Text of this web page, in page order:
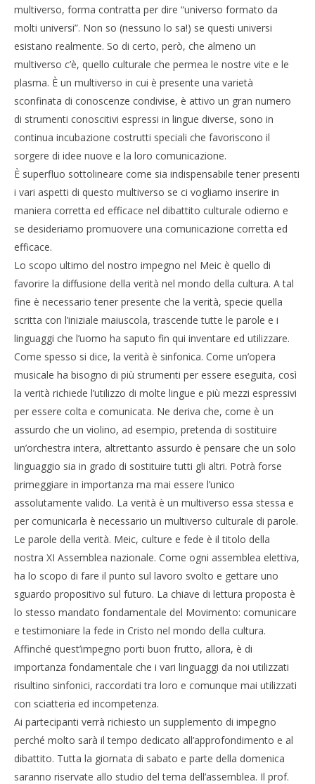
multiverso, forma contratta per dire “universo formato da
molti universi”. Non so (nessuno lo sa!) se questi universi
esistano realmente. So di certo, però, che almeno un
multiverso c’è, quello culturale che permea le nostre vite e le
plasma. È un multiverso in cui è presente una varietà
sconfinata di conoscenze condivise, è attivo un gran numero
di strumenti conoscitivi espressi in lingue diverse, sono in
continua incubazione costrutti speciali che favoriscono il
sorgere di idee nuove e la loro comunicazione.
È superfluo sottolineare come sia indispensabile tener presenti
i vari aspetti di questo multiverso se ci vogliamo inserire in
maniera corretta ed efficace nel dibattito culturale odierno e
se desideriamo promuovere una comunicazione corretta ed
efficace.
Lo scopo ultimo del nostro impegno nel Meic è quello di
favorire la diffusione della verità nel mondo della cultura. A tal
fine è necessario tener presente che la verità, specie quella
scritta con l’iniziale maiuscola, trascende tutte le parole e i
linguaggi che l’uomo ha saputo fin qui inventare ed utilizzare.
Come spesso si dice, la verità è sinfonica. Come un’opera
musicale ha bisogno di più strumenti per essere eseguita, così
la verità richiede l’utilizzo di molte lingue e più mezzi espressivi
per essere colta e comunicata. Ne deriva che, come è un
assurdo che un violino, ad esempio, pretenda di sostituire
un’orchestra intera, altrettanto assurdo è pensare che un solo
linguaggio sia in grado di sostituire tutti gli altri. Potrà forse
primeggiare in importanza ma mai essere l’unico
assolutamente valido. La verità è un multiverso essa stessa e
per comunicarla è necessario un multiverso culturale di parole.
Le parole della verità. Meic, culture e fede è il titolo della
nostra XI Assemblea nazionale. Come ogni assemblea elettiva,
ha lo scopo di fare il punto sul lavoro svolto e gettare uno
sguardo propositivo sul futuro. La chiave di lettura proposta è
lo stesso mandato fondamentale del Movimento: comunicare
e testimoniare la fede in Cristo nel mondo della cultura.
Affinché quest’impegno porti buon frutto, allora, è di
importanza fondamentale che i vari linguaggi da noi utilizzati
risultino sinfonici, raccordati tra loro e comunque mai utilizzati
con sciatteria ed incompetenza.
Ai partecipanti verrà richiesto un supplemento di impegno
perché molto sarà il tempo dedicato all’approfondimento e al
dibattito. Tutta la giornata di sabato e parte della domenica
saranno riservate allo studio del tema dell’assemblea. Il prof.